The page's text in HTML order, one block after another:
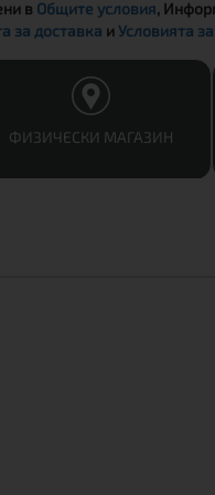
в Общите условия,
за доставка иУсловията
ФИЗИЧЕСКИ МАГАЗИН